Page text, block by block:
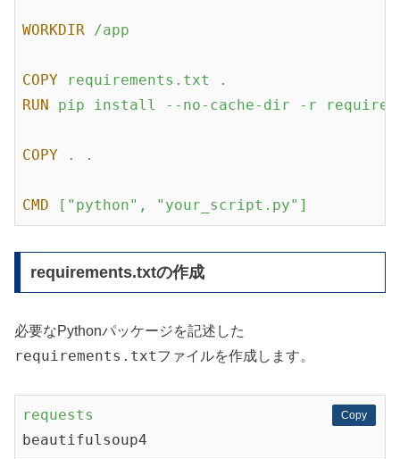
WORKDIR /app
COPY
requirements.txt .
RUN
pip install --no-cache-dir -r
COPY . .
CMD ["python", "your_script.py"]
requirements.txtの作成
必要なPythonパッケージを記述した
requirements.txtファイルを作成します。
Copy
Copy
requests
beautifulsoup4